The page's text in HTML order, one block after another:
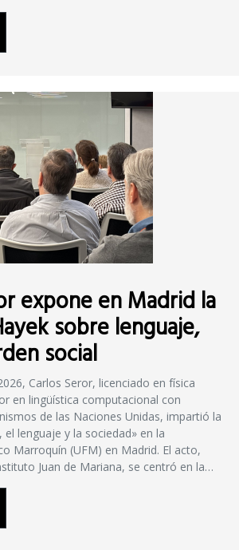
expone en Madrid la
sobre lenguaje,
social
Carlos Seror, licenciado en física
en lingüística computacional con
de las Naciones Unidas, impartió la
el lenguaje y la sociedad» en la
Marroquín (UFM) en Madrid. El acto,
Juan de Mariana, se centró en la…